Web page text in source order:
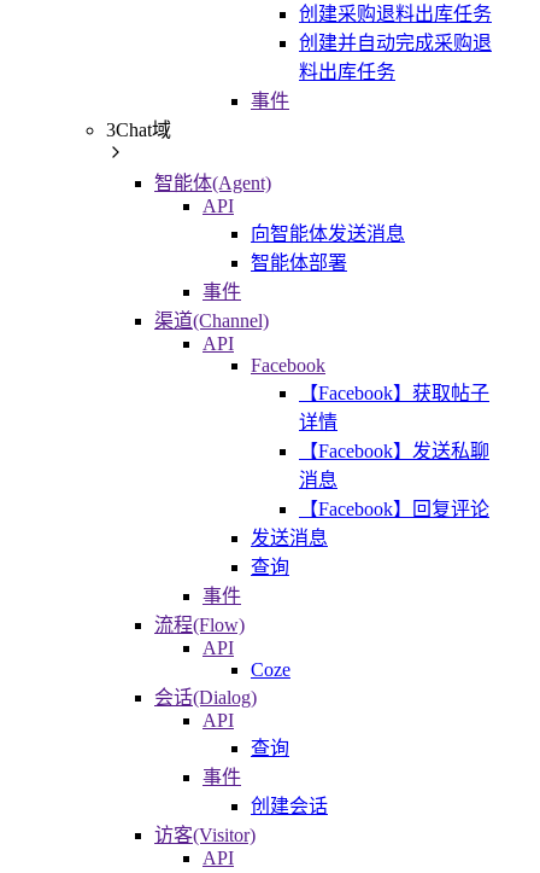
创建采购退料出库任务
创建并自动完成采购退
料出库任务
事件
3Chat域
智能体(Agent)
API
向智能体发送消息
智能体部署
事件
渠道(Channel)
API
Facebook
【Facebook】获取帖子
详情
【Facebook】发送私聊
消息
【Facebook】回复评论
发送消息
查询
事件
流程(Flow)
API
Coze
会话(Dialog)
API
查询
事件
创建会话
访客(Visitor)
API